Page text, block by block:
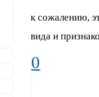
к сожалению,
вида и
0